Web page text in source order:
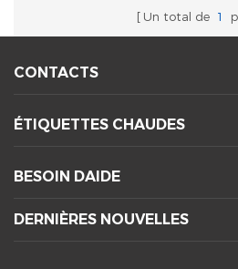
Un total de 1
CONTACTS
ÉTIQUETTES CHAUDES
BESOIN DAIDE
DERNIÈRES NOUVELLES